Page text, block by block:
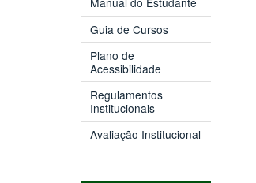
Guia de Cursos
Plano de
Acessibilidade
Regulamentos
Institucionais
Avaliação Institucional